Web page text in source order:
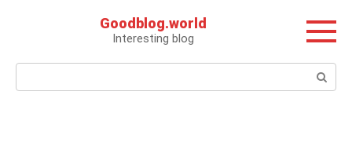
Goodblog.world
Interesting blog
Поиск: